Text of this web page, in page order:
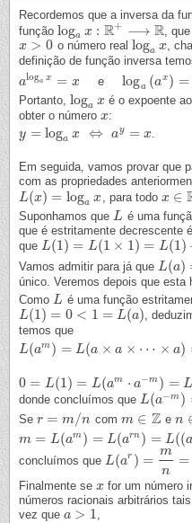
Recordemos que a inversa da
função loga x : R+ ⟶ R
logax:R + ⟶ R ,
x > 0
x>0 o número real loga x
logax ,
definição de função inversa
aloga x = x
alogax =x e loga (ax ) =
loga(ax =x
Portanto, loga x
logax é o expoente
obter o número x
x :
y = loga x ⇔ ay = x
y=logax⇔ ay =x
Em seguida, vamos provar que
com as propriedades
L(x) = loga x
L(x)=logax , para todo x ∈
x∈R +
Suponhamos que L
L é uma
que é estritamente decrescente
que L(1) = L(1 × 1) = L(1)
L(1 )= L(1 ×1) =L (1 + L (1)
Vamos admitir para já que L(a)
L(a)= 1
único. Veremos depois que esta
Como L
L é uma função
L(1) = 0 < 1 = L(a)
L(1 )= 0<1 = L(a ,
temos que
L(am ) = L(a × a × ⋯ × a)
L(am)= (a ×a×⋯× a)=L a ) + (a )+
0 = L(1) = L(am ⋅ a−m ) = L
0=L( 1)= L( a m⋅ a−m)= L( am)+ L a− m
donde concluímos que L(a−m )
L(a−m)=−
Se r = m/n
r= m n com m ∈ Z
m∈Z e n
n∈
m = L(am ) = L(arn ) = L((a
m= L( am)=L( a n)=L((ar )n ) =n⋅ L(a r)
concluímos que L(ar ) =
m
n
=
L(ar)= mn= r
Finalmente se x
x for um número
números racionais arbitrários
vez que a > 1
a>1